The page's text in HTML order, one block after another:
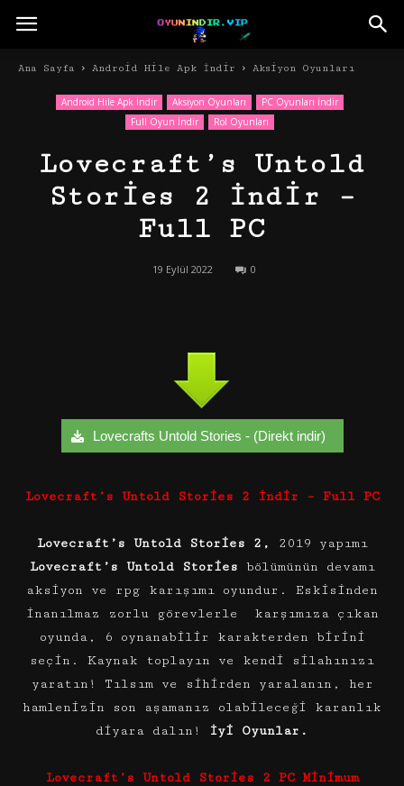
Ana Sayfa Android Hile Apk İndir Aksiyon Oyunları
Android Hile Apk İndir Aksiyon Oyunları
PC Oyunları İndir
Full Oyun İndir
Rol Oyunları
Lovecraft’s Untold
Stories 2 İndir –
Full PC
19 Eylül 2022 0
Lovecrafts Untold Stories - (Direkt indir)
Lovecraft’s Untold Stories 2 İndir – Full PC
Lovecraft’s Untold Stories 2, 2019 yapımı
Lovecraft’s Untold Stories bölümünün devamı
aksiyon ve rpg karışımı oyundur. Eskisinden
inanılmaz zorlu görevlerle karşımıza çıkan
oyunda, 6 oynanabilir karakterden birini
seçin. Kaynak toplayın ve kendi silahınızı
yaratın! Tılsım ve sihirden yaralanın, her
hamlenizin son aşamanız olabileceği karanlık
diyara dalın!
İyi Oyunlar.
Lovecraft’s Untold Stories 2 PC Minimum